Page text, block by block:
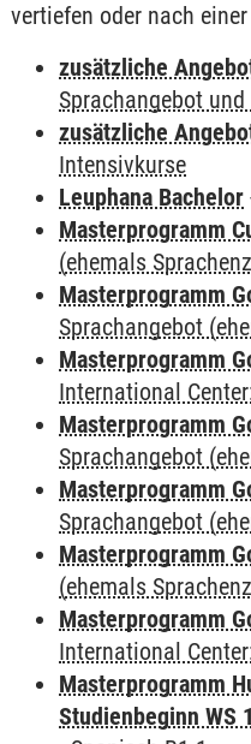
vertiefen oder nach
zusätzliche
Sprachangebot
zusätzliche
Intensivkurse
Leuphana Bachelor
Masterprogramm
(ehemals
Masterprogramm
Sprachangebot
Masterprogramm
International
Masterprogramm
Sprachangebot
Masterprogramm
Sprachangebot
Masterprogramm
(ehemals
Masterprogramm
International
Masterprogramm
Studienbeginn WS